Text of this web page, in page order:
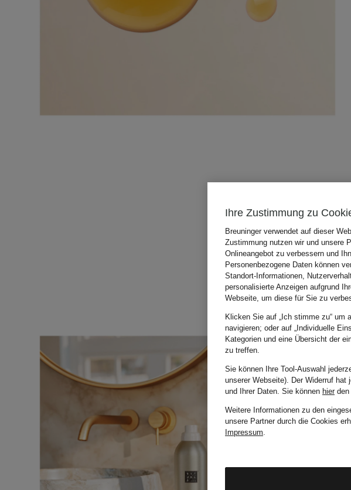
Ihre Zustimmung zu
Breuninger verwendet auf dieser
Zustimmung nutzen wir und unsere
Onlineangebot zu verbessern und
Personenbezogene Daten können
Standort-Informationen,
personalisierte Anzeigen aufgrund
Webseite, um diese für Sie zu
Klicken Sie auf „Ich stimme zu“ um
navigieren; oder auf „Individuelle
Kategorien und eine Übersicht der
zu treffen.
Sie können Ihre Tool-Auswahl
unserer Webseite). Der Widerruf hat
und Ihrer Daten. Sie können hierden
Weitere Informationen zu den
unsere Partner durch die Cookies
Impressum.